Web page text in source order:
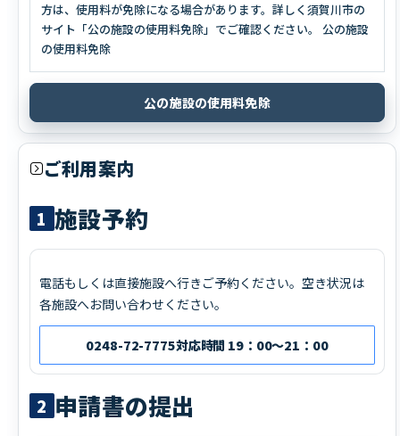
方は、使用料が免除になる場合があります。詳しく須賀川市の
サイト「公の施設の使用料免除」でご確認ください。 公の施設
の使用料免除
公の施設の使用料免除
ご利用案内
1 施設予約
電話もしくは直接施設へ行きご予約ください。空き状況は
各施設へお問い合わせください。
0248-72-7775対応時間 19：00～21：00
2 申請書の提出